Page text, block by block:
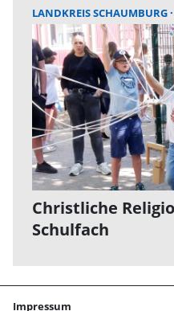
LANDKREIS SCHAUMBURG
Christliche
Schulfach
Impressum